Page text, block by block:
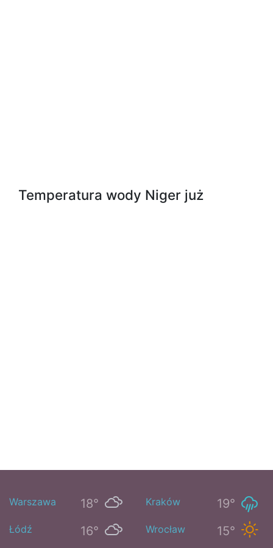
Temperatura wody Niger już
Warszawa 18° Kraków 19°
Łódź 16° Wrocław 15°